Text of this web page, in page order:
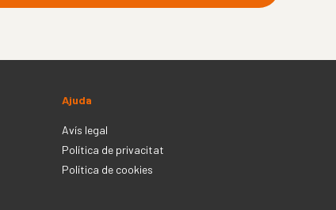
Ajuda
Avís legal
Política de privacitat
Política de cookies